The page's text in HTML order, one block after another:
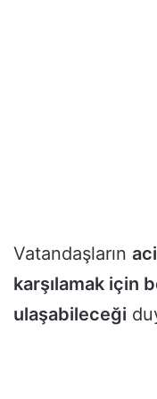
Vatandaşların
karşılamak için
ulaşabileceği